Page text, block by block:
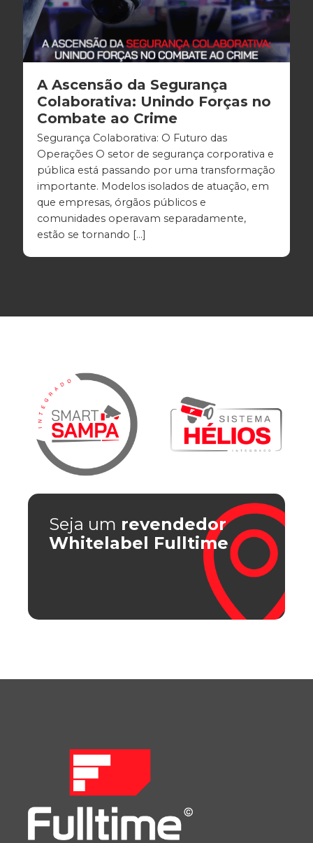
A Ascensão da Segurança
Colaborativa: Unindo Forças no
Combate ao Crime
Segurança Colaborativa: O Futuro das
Operações O setor de segurança corporativa e
pública está passando por uma transformação
importante. Modelos isolados de atuação, em
que empresas, órgãos públicos e
comunidades operavam separadamente,
estão se tornando […]
Seja um revendedor
Whitelabel Fulltime